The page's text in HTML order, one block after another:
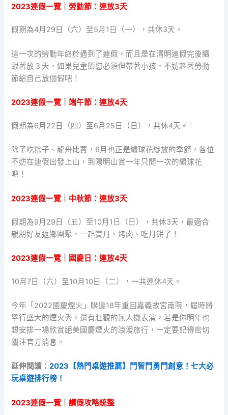
2023連假一覽｜勞動節：連放3天
假期為4月29日（六）至5月1日（一），共休3天。
這一次的勞動年終於遇到了連假，而且是在清明連假完後續
跟著放３天，如果兒童節您必須但帶著小孩，不妨趁著勞動
節給自己放個假吧！
2023連假一覽｜端午節：連放4天
假期為6月22日（四）至6月25日（日），共休4天。
除了吃粽子、龍舟比賽，6月也正是繡球花綻放的季節，各位
不妨在連假出發上山，到陽明山賞一年只開一次的繡球花
吧！
2023連假一覽｜中秋節：連放3天
假期為9月29日（五）至10月1日（日），共休3天，最適合
親朋好友返鄉團聚，一起賞月、烤肉、吃月餅了！
2023連假一覽｜國慶日：連放4天
10月7日（六）至10月10日（二），一共連休4天。
今年「2022國慶煙火」睽違18年重回嘉義故宮南院，屆時將
舉行盛大的煙火秀，還有壯觀的無人機表演，若是你明年也
想安排一場欣賞絕美國慶煙火的浪漫旅行，一定要記得密切
關注官方消息。
延伸閱讀：2023【熱門桌遊推薦】鬥智鬥勇鬥創意！七大必
玩桌遊排行榜！
2023連假一覽｜請假攻略統整